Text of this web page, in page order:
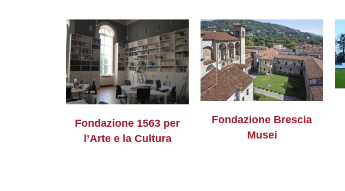
Fondazione 1563 per
l’Arte e la Cultura
Fondazione Brescia
Musei